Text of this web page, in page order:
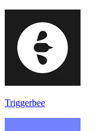
Triggerbee